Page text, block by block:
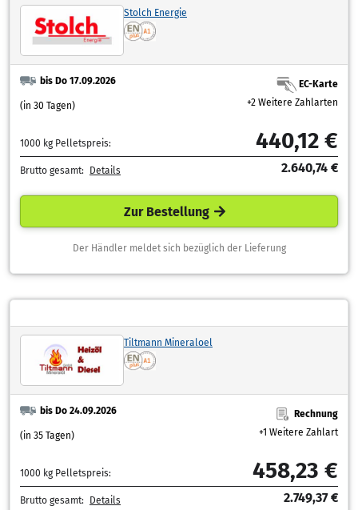
Stolch Energie
bis Do 17.09.2026
(in 30 Tagen)
EC-Karte
+2 Weitere Zahlarten
1000 kg Pelletspreis: 440,12 €
Brutto gesamt: Details 2.640,74 €
Zur Bestellung
Der Händler meldet sich bezüglich der Lieferung
Tiltmann Mineraloel
bis Do 24.09.2026
(in 35 Tagen)
Rechnung
+1 Weitere Zahlart
1000 kg Pelletspreis: 458,23 €
Brutto gesamt: Details 2.749,37 €